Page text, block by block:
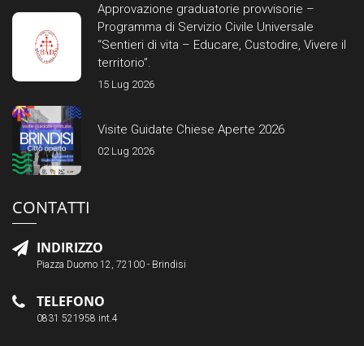
Approvazione graduatorie provvisorie –
Programma di Servizio Civile Universale
“Sentieri di vita – Educare, Custodire, Vivere il
territorio”.
15 Lug 2026
Visite Guidate Chiese Aperte 2026
02 Lug 2026
CONTATTI
INDIRIZZO
Piazza Duomo 12, 72100 - Brindisi
TELEFONO
0831 521958 int.4